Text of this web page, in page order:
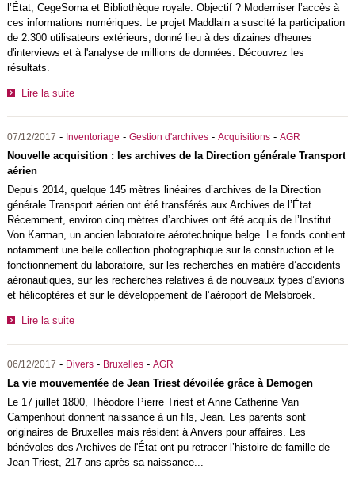
l’État, CegeSoma et Bibliothèque royale. Objectif ? Moderniser l’accès à
ces informations numériques. Le projet Maddlain a suscité la participation
de 2.300 utilisateurs extérieurs, donné lieu à des dizaines d'heures
d'interviews et à l'analyse de millions de données. Découvrez les
résultats.
Lire la suite
07/12/2017 - Inventoriage - Gestion d'archives- Acquisitions- AGR
Nouvelle acquisition : les archives de la Direction générale Transport
aérien
Depuis 2014, quelque 145 mètres linéaires d’archives de la Direction
générale Transport aérien ont été transférés aux Archives de l’État.
Récemment, environ cinq mètres d’archives ont été acquis de l’Institut
Von Karman, un ancien laboratoire aérotechnique belge. Le fonds contient
notamment une belle collection photographique sur la construction et le
fonctionnement du laboratoire, sur les recherches en matière d’accidents
aéronautiques, sur les recherches relatives à de nouveaux types d’avions
et hélicoptères et sur le développement de l’aéroport de Melsbroek.
Lire la suite
06/12/2017 - Divers- Bruxelles- AGR
La vie mouvementée de Jean Triest dévoilée grâce à Demogen
Le 17 juillet 1800, Théodore Pierre Triest et Anne Catherine Van
Campenhout donnent naissance à un fils, Jean. Les parents sont
originaires de Bruxelles mais résident à Anvers pour affaires. Les
bénévoles des Archives de l'État ont pu retracer l’histoire de famille de
Jean Triest, 217 ans après sa naissance...